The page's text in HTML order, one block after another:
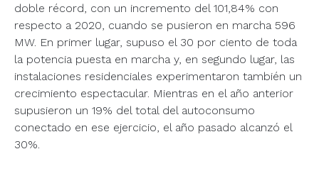
doble récord, con un incremento del 101,84% con
respecto a 2020, cuando se pusieron en marcha 596
MW. En primer lugar, supuso el 30 por ciento de toda
la potencia puesta en marcha y, en segundo lugar, las
instalaciones residenciales experimentaron también un
crecimiento espectacular. Mientras en el año anterior
supusieron un 19% del total del autoconsumo
conectado en ese ejercicio, el año pasado alcanzó el
30%.